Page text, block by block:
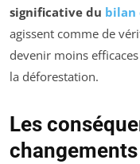
significative du bilan
agissent comme de
devenir moins
la déforestation.
Les